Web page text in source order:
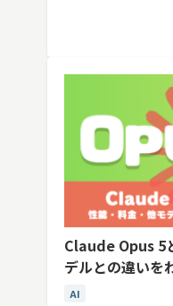
Claude Opus 5
デルとの違いを
AI